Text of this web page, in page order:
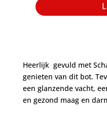
Heerlijk gevuld met
genieten van dit bot.
een glanzende vacht,
en gezond maag en